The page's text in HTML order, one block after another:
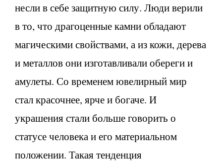
несли в себе защитную силу. Люди верили
в то, что драгоценные камни обладают
магическими свойствами, а из кожи, дерева
и металлов они изготавливали обереги и
амулеты. Со временем ювелирный мир
стал красочнее, ярче и богаче. И
украшения стали больше говорить о
статусе человека и его материальном
положении. Такая тенденция